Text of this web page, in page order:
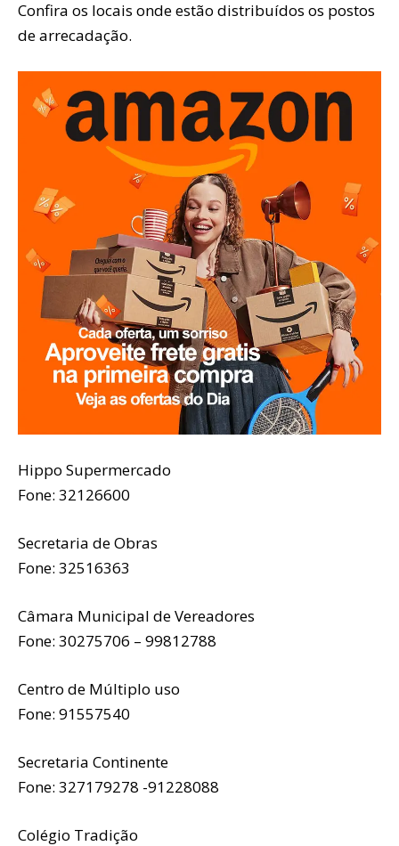
Confira os locais onde estão distribuídos os postos
de arrecadação.
Hippo Supermercado
Fone: 32126600
Secretaria de Obras
Fone: 32516363
Câmara Municipal de Vereadores
Fone: 30275706 – 99812788
Centro de Múltiplo uso
Fone: 91557540
Secretaria Continente
Fone: 327179278 -91228088
Colégio Tradição